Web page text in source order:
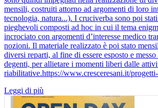
mensili, costruiti attorno ad argomenti di loro
tecnologia, natura...). I cruciverba sono poi
pieghevoli composti ad hoc in cui il tema
incrociato con argomenti d’interesse medico
nozioni. Il materiale realizzato è poi stato
diversi reparti, al fine di essere esposto e
degenti, per allietare i momenti liberi dalle
riabilitative.https://www.cresceresani.it/
Leggi di più